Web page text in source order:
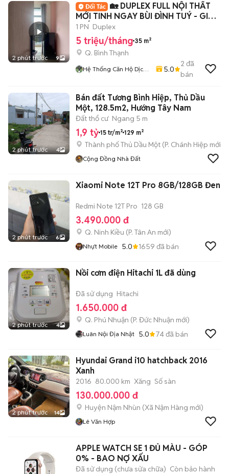
2 phút trước 9
🏡 DUPLEX FULL NỘI THẤT
MỚI TINH NGAY BÙI ĐÌNH TUÝ - GIỜ
GIẤC TỰ DO 🏡
1 PN Duplex
5 triệu/tháng 35 m²
Q. Bình Thạnh
Hệ Thống Căn Hộ Dịch
5.0
2 đã
bán
2 phút trước 4
Bán đất Tương Bình Hiệp, Thủ Dầu
Một, 128.5m2, Hướng Tây Nam
Đất thổ cư Ngang 5 m
1,9 tỷ 15 tr/m² 129 m²
Thành phố Thủ Dầu Một (P. Chánh Hiệp mới)
Cộng Đồng Nhà Đất
2 phút trước 6
Xiaomi Note 12T Pro 8GB/128GB Đen
Redmi Note 12T Pro 128 GB
3.490.000 đ
Q. Ninh Kiều (P. Tân An mới)
Nhựt Mobile 5.0 1659 đã bán
2 phút trước 4
Nồi cơm điện Hitachi 1L đã dùng
Đã sử dụng Hitachi
1.650.000 đ
Q. Phú Nhuận (P. Đức Nhuận mới)
Luân Nội Địa Nhật 5.0 74đã bán
2 phút trước 14
Hyundai Grand i10 hatchback 2016
Xanh
2016 80.000 km Xăng Số sàn
130.000.000 đ
Huyện Nậm Nhùn (Xã Nậm Hàng mới)
Lê Văn Hợp
APPLE WATCH SE 1 ĐỦ MÀU - GÓP
0% - BAO NỢ XẤU
Đã sử dụng (chưa sửa chữa) Còn bảo hành